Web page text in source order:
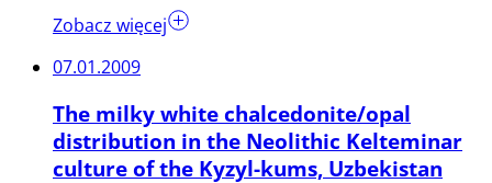
Zobacz więcej
07.01.2009
The milky white chalcedonite/opal
distribution in the Neolithic Kelteminar
culture of the Kyzyl-kums, Uzbekistan